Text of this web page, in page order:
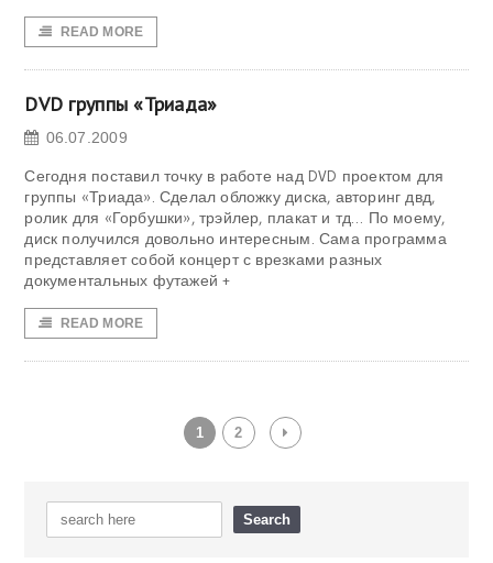
READ MORE
DVD группы «Триада»
06.07.2009
Сегодня поставил точку в работе над DVD проектом для
группы «Триада». Сделал обложку диска, авторинг двд,
ролик для «Горбушки», трэйлер, плакат и тд… По моему,
диск получился довольно интересным. Сама программа
представляет собой концерт с врезками разных
документальных футажей +
READ MORE
1 2